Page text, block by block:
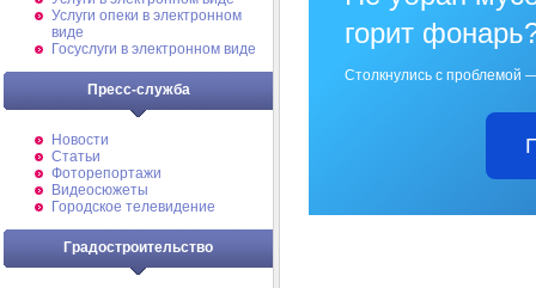
Услуги опеки в электронном
виде
Госуслуги в электронном виде
Пресс-служба
Новости
Статьи
Фоторепортажи
Видеосюжеты
Городское телевидение
Градостроительство
горит
Столкнулись с проблемой